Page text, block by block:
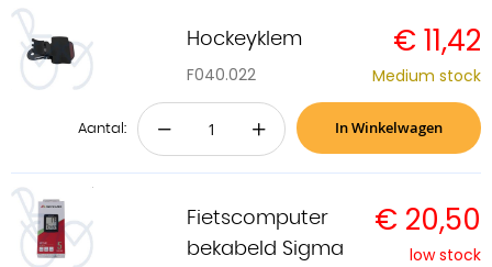
Hockeyklem
F040.022
€ 11,42
Medium stock
Aantal: − + In Winkelwagen
Fietscomputer
bekabeld Sigma
€ 20,50
low stock